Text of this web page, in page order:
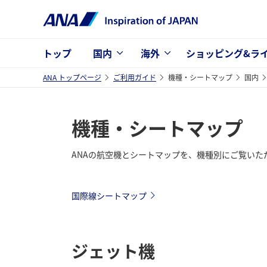
トップ 国内 海外 ショッピング&ラ
ANA トップページ ご利用ガイド 機種・シートマップ 国内
機種・シートマップ
ANAの航空機とシートマップを、機種別にご覧いた
国際線シートマップ
ジェット機